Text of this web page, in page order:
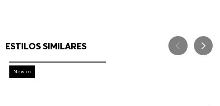
ESTILOS SIMILARES
-30%
New in